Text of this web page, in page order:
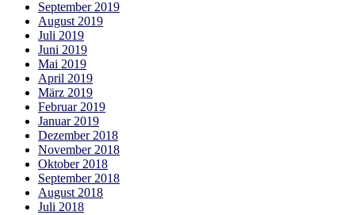
September 2019
August 2019
Juli 2019
Juni 2019
Mai 2019
April 2019
März 2019
Februar 2019
Januar 2019
Dezember 2018
November 2018
Oktober 2018
September 2018
August 2018
Juli 2018